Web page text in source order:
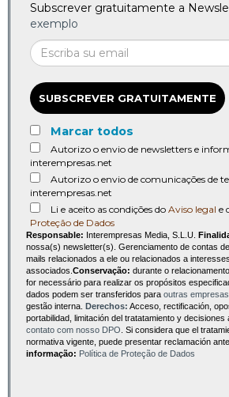
Subscrever gratuitamente a
exemplo
SUBSCREVER GRATUITAMENTE
Marcar todos
Autorizo o envio de newsletters e
interempresas.net
Autorizo o envio de comunicações de
interempresas.net
Li e aceito as condições do Aviso legal e
Proteção de Dados
Responsable: Interempresas Media, S.L.U.
nossa(s) newsletter(s). Gerenciamento de contas
mails relacionados a ele ou relacionados a
associados. Conservação: durante o
for necessário para realizar os propósitos
dados podem ser transferidos para outras
gestão interna.
Derechos: Acceso, rectificación,
portabilidad, limitación del tratatamiento y decisiones
contato com nosso DPO . Si considera que el
normativa vigente, puede presentar reclamación
informação: Política de Proteção de Dados